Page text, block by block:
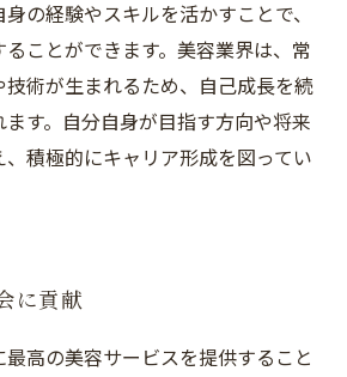
の経験やスキルを活かすことで、
ことができます。美容業界は、常
術が生まれるため、自己成長を続
す。自分自身が目指す方向や将来
積極的にキャリア形成を図ってい
に貢献
高の美容サービスを提供すること